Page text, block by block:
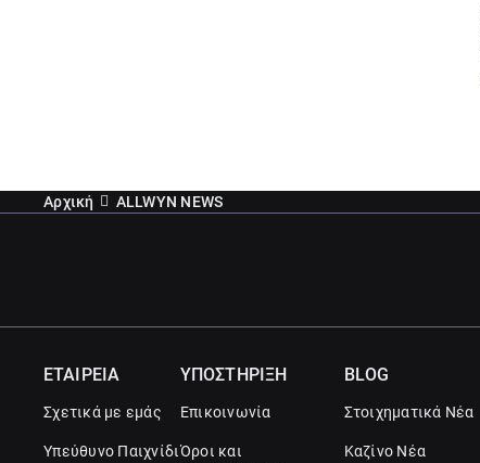
Αρχική ALLWYN NEWS
ΕΤΑΙΡΕΙΑ
Σχετικά με εμάς
Υπεύθυνο Παιχνίδι
ΥΠΟΣΤΗΡΙΞΗ
Επικοινωνία
Όροι και
BLOG
Στοιχηματικά Νέα
Καζίνο Νέα